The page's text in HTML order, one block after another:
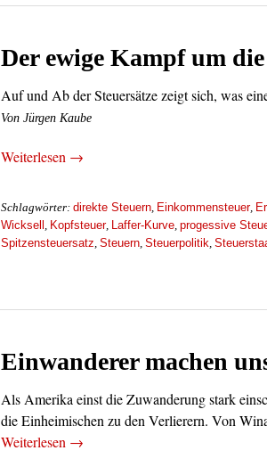
Der ewige Kampf um
Auf und Ab der Steuersätze zeigt sich, was
Von Jürgen Kaube
Weiterlesen →
Schlagwörter: direkte Steuern, Einkommensteuer,
Wicksell , Kopfsteuer, Laffer-Kurve, progessive
Spitzensteuersatz, Steuern, Steuerpolitik,
Einwanderer machen
Als Amerika einst die Zuwanderung stark
die Einheimischen zu den Verlierern. Von
Weiterlesen →